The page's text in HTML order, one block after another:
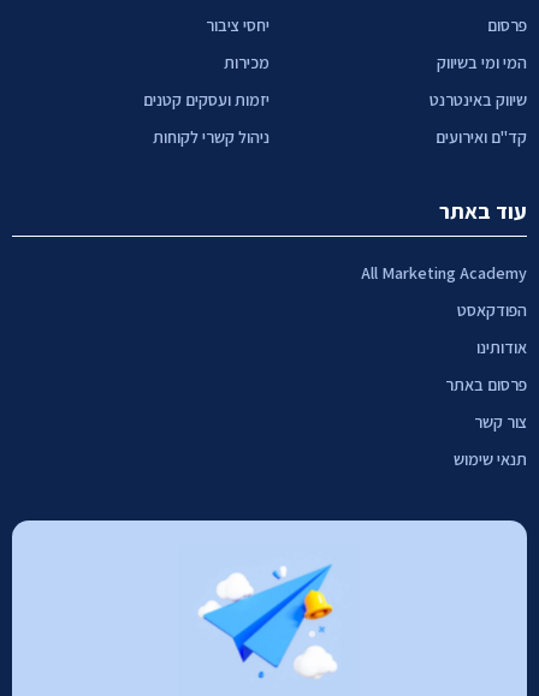
פרסום
המי ומי בשיווק
שיווק באינטרנט
קד"ם ואירועים
יחסי ציבור
מכירות
יזמות ועסקים קטנים
ניהול קשרי לקוחות
עוד באתר
All Marketing Academy
הפודקאסט
אודותינו
פרסום באתר
צור קשר
תנאי שימוש